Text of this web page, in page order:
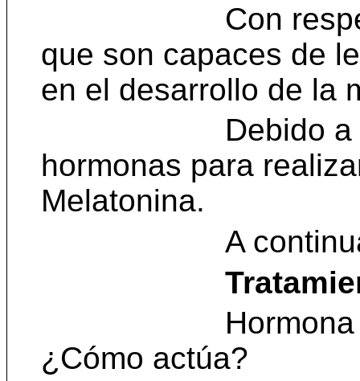
Con
que son capaces de
en el desarrollo de la
Debido
hormonas para
Melatonina.
A
¿Cómo actúa?